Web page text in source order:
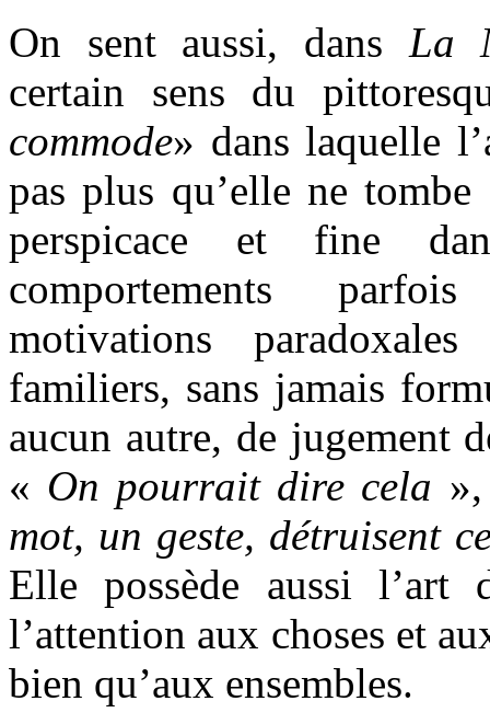
On sent aussi, dans La
certain sens du
commode» dans laquelle
pas plus qu’elle ne
perspicace et fine
comportements
motivations
familiers, sans jamais
aucun autre, de jugement
« On pourrait dire cela
mot, un geste, détruisent
Elle possède aussi l’art
l’attention aux choses et
bien qu’aux ensembles.